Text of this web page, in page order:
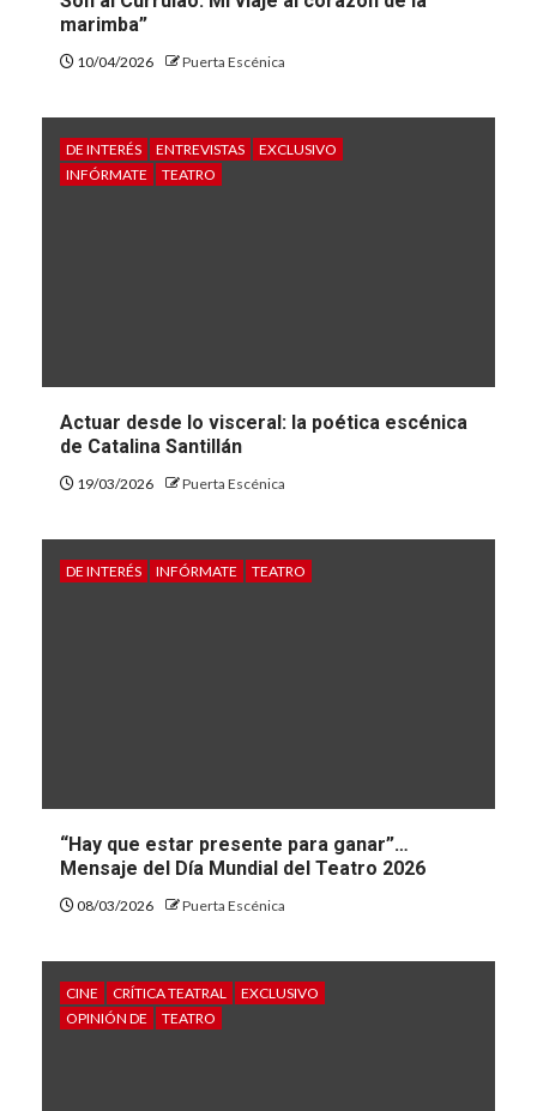
marimba”
10/04/2026 Puerta Escénica
DE INTERÉS ENTREVISTAS
EXCLUSIVO
INFÓRMATE
TEATRO
Actuar desde lo visceral: la poética escénica
de Catalina Santillán
19/03/2026 Puerta Escénica
DE INTERÉS INFÓRMATE TEATRO
“Hay que estar presente para ganar”…
Mensaje del Día Mundial del Teatro 2026
08/03/2026 Puerta Escénica
CINE CRÍTICA TEATRAL
EXCLUSIVO
OPINIÓN DE
TEATRO